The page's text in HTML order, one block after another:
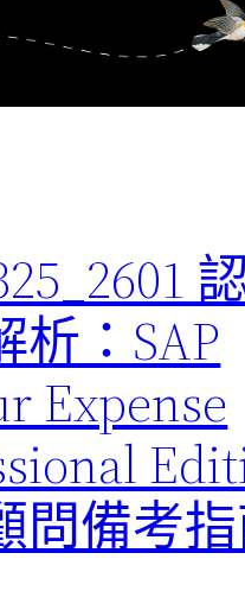
析：SAP
Expense
問備考